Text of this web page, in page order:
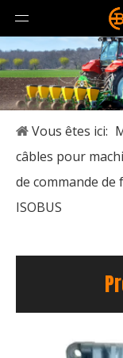
Vous êtes ici:
câbles pour
de commande de
ISOBUS